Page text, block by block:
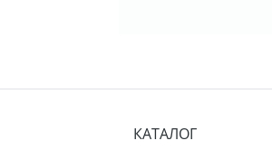
КАТАЛОГ